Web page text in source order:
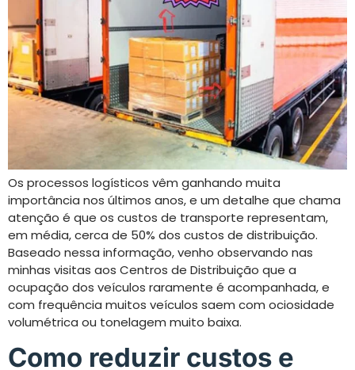
Os processos logísticos vêm ganhando muita
importância nos últimos anos, e um detalhe que chama
atenção é que os custos de transporte representam,
em média, cerca de 50% dos custos de distribuição.
Baseado nessa informação, venho observando nas
minhas visitas aos Centros de Distribuição que a
ocupação dos veículos raramente é acompanhada, e
com frequência muitos veículos saem com ociosidade
volumétrica ou tonelagem muito baixa.
Como reduzir custos e